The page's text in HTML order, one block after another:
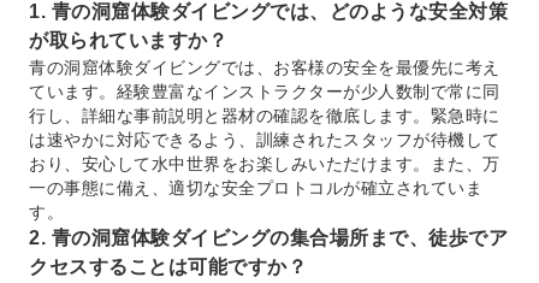
1. 青の洞窟体験ダイビングでは、どのような安全対策
が取られていますか？
青の洞窟体験ダイビングでは、お客様の安全を最優先に考え
ています。経験豊富なインストラクターが少人数制で常に同
行し、詳細な事前説明と器材の確認を徹底します。緊急時に
は速やかに対応できるよう、訓練されたスタッフが待機して
おり、安心して水中世界をお楽しみいただけます。また、万
一の事態に備え、適切な安全プロトコルが確立されていま
す。
2. 青の洞窟体験ダイビングの集合場所まで、徒歩でア
クセスすることは可能ですか？